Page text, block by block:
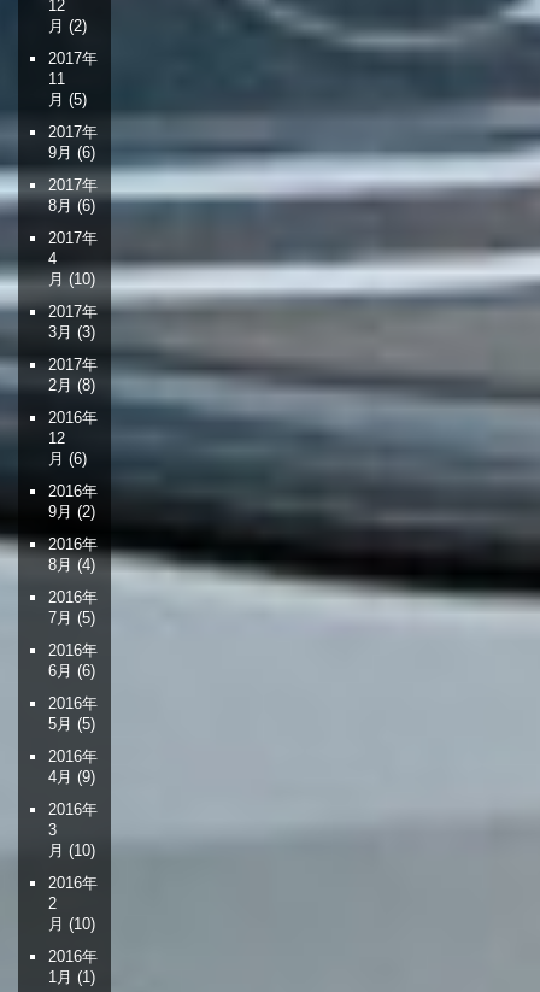
12
月 (2)
2017年
11
月 (5)
2017年
9月 (6)
2017年
8月 (6)
2017年
4
月 (10)
2017年
3月 (3)
2017年
2月 (8)
2016年
12
月 (6)
2016年
9月 (2)
2016年
8月 (4)
2016年
7月 (5)
2016年
6月 (6)
2016年
5月 (5)
2016年
4月 (9)
2016年
3
月 (10)
2016年
2
月 (10)
2016年
1月 (1)